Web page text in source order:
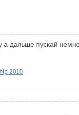
дальше пускай
2010